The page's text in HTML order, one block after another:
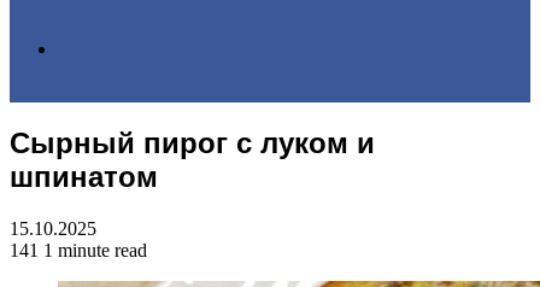
for
Сырный пирог с луком и
шпинатом
15.10.2025
141 1 minute read